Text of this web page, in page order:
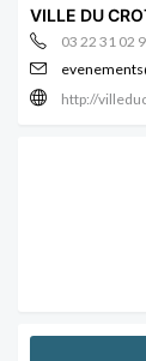
VILLE DU
03 22 31 02
http://